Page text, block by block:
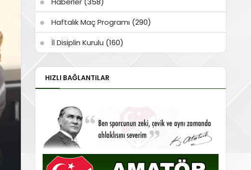
Haftalık Maç Programı (290)
İl Disiplin Kurulu (160)
HIZLI BAĞLANTILAR